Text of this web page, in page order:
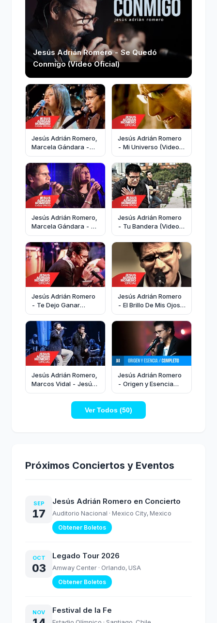
Jesús Adrián Romero - Se Quedó
Conmigo (Video Oficial)
Jesús Adrián Romero,
Marcela Gándara -
Dame Tus Ojos (Video
Oficial)
Jesús Adrián Romero
- Mi Universo (Video
Oficial)
Jesús Adrián Romero,
Marcela Gándara - Tú
Estás Aquí (Video
Oficial)
Jesús Adrián Romero
- Tu Bandera (Video
Oficial)
Jesús Adrián Romero
- Te Dejo Ganar
(Video Oficial) -
#SoplandoVida
Jesús Adrián Romero
- El Brillo De Mis Ojos
(Video Oficial)
Jesús Adrián Romero,
Marcos Vidal - Jesús
(Video Oficial)
Jesús Adrián Romero
- Origen y Esencia
(Concierto Completo)
Ver Todos (50)
Próximos Conciertos y Eventos
SEP
17
Jesús Adrián Romero en Concierto
Auditorio Nacional · Mexico City, Mexico
Obtener Boletos
OCT
03
Legado Tour 2026
Amway Center · Orlando, USA
Obtener Boletos
NOV Festival de la Fe